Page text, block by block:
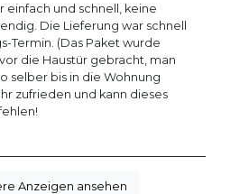
einfach und schnell, keine
Die Lieferung war schnell
Termin. (Das Paket wurde
die Haustür gebracht, man
selber bis in die Wohnung
zufrieden und kann dieses
Anzeigen ansehen